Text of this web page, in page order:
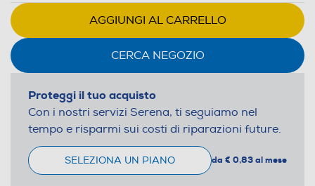
AGGIUNGI AL CARRELLO
CERCA NEGOZIO
Proteggi il tuo acquisto
Con i nostri servizi Serena, ti seguiamo nel
tempo e risparmi sui costi di riparazioni future.
SELEZIONA UN PIANO da € 0,83 al mese